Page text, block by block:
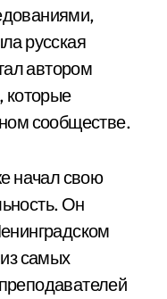
русская
автором
которые
сообществе.
начал свою
Он
самых